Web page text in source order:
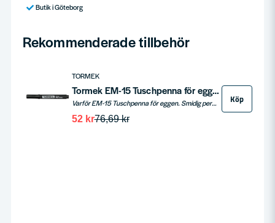
Butik i Göteborg
Rekommenderade tillbehör
TORMEK
Tormek EM-15 Tuschpenna för eggen
Varför EM-15 Tuschpenna för eggen. Smidig permanent tuschpenna med Tormek-logotyp. Skuren spets för att färga i olika tjocklek.
76,69 kr
52 kr
Köp